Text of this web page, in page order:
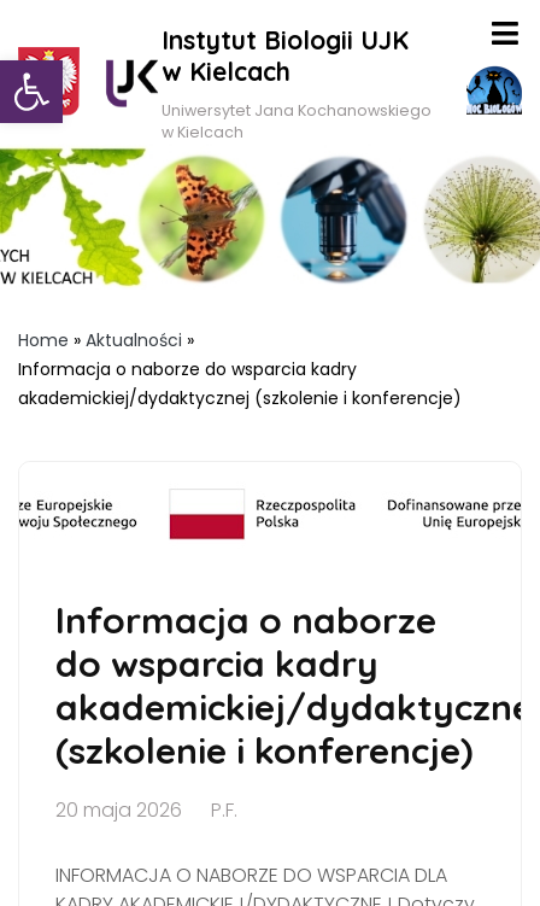
Otwórz pasek narzędzi
Instytut Biologii UJK
w Kielcach
Uniwersytet Jana Kochanowskiego
w Kielcach
Home » Aktualności »
Informacja o naborze do wsparcia kadry
akademickiej/dydaktycznej (szkolenie i konferencje)
Informacja o naborze
do wsparcia kadry
akademickiej/
(szkolenie i konferencje)
20 maja 2026 P.F.
INFORMACJA O NABORZE DO WSPARCIA DLA